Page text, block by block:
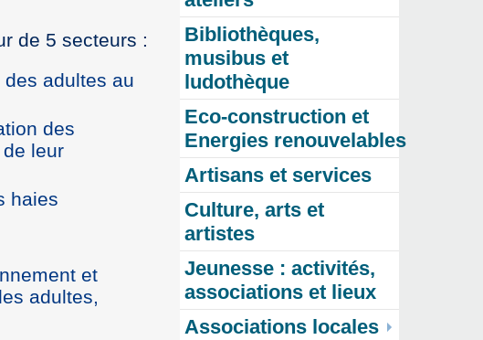
de 5 secteurs :
adultes au
des
leur
haies
et
adultes,
Bibliothèques,
musibus et
ludothèque
Eco-construction et
Energies renouvelables
Artisans et services
Culture, arts et
artistes
Jeunesse : activités,
associations et lieux
Associations locales